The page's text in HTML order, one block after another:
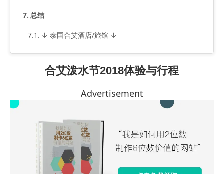
总结
↓ 泰国合艾酒店/旅馆 ↓
合艾泼水节2018体验与行程
Advertisement